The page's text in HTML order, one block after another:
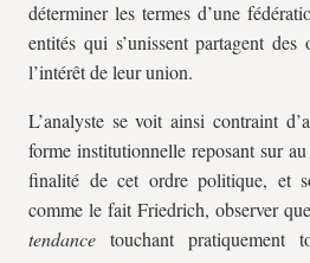
déterminer les termes d’une
entités qui s’unissent partagent
l’intérêt de leur union.
L’analyste se voit ainsi contraint
forme institutionnelle reposant sur
finalité de cet ordre politique, et
comme le fait Friedrich, observer
tendance touchant pratiquement